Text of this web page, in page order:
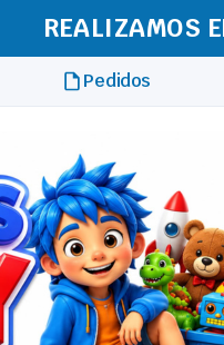
REALIZAMOS
Pedidos